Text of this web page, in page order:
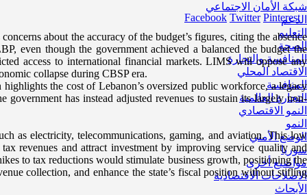
شبكة الأمان الاجتماعي
الدعم
التعليم
الصحة
المنافسة والتجارة
الاقتصاد المحلي
المنافسة
التجارة العالمية
النمو الاقتصادي
النمو
الوضع الأمني
سوريا
مواضيع أخرى
الاصلاحات الاقتصادية
الأبحاث
Facebook Twitter Pinterest
about the accuracy of the budget’s figures, citing the absence
even though the government achieved a balanced the budget the
access to international financial markets. LIMS will oppose any
collapse during CBSP era.
the cost of Lebanon’s oversized public workforce, a legacy
has instead adjusted revenues to sustain its largely non-
as electricity, telecommunications, gaming, and aviation. This low
revenues and attract investment by improving service quality and
to tax reductions would stimulate business growth, positioning the
collection, and enhance the state’s fiscal position without stifling